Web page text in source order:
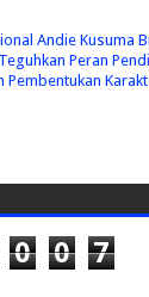
Andie Kusuma
Peran
Pembentukan
0 0 7